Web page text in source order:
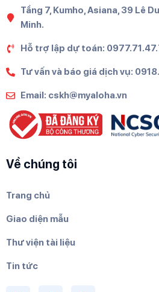
Tầng 7, Kumho, Asiana, 39 Lê
Minh.
Hỗ trợ lập dự toán:
Tư vấn và báo giá dịch vụ:
Email: cskh@myaloha.vn
Về chúng tôi
Trang chủ
Giao diện mẫu
Thư viện tài liệu
Tin tức